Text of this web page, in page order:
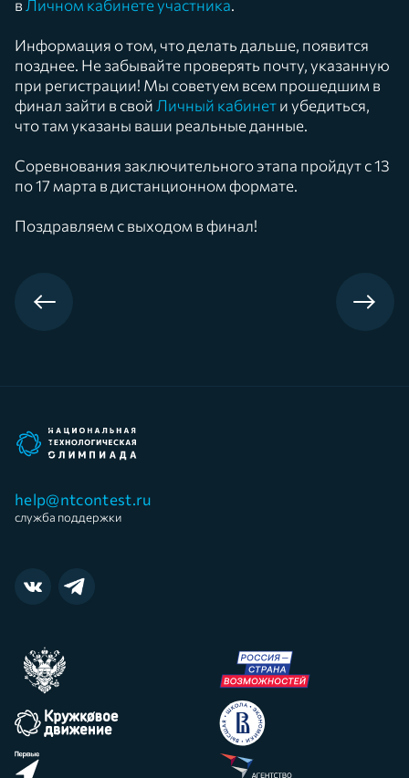
вЛичном кабинете участника.
Информация о том, что делать дальше, появится
позднее. Не забывайте проверять почту, указанную
при регистрации! Мы советуем всем прошедшим в
финал зайти в свойЛичный кабинети убедиться,
что там указаны ваши реальные данные.
Соревнования заключительного этапа пройдут с 13
по 17 марта в дистанционном формате.
Поздравляем с выходом в финал!
help@ntcontest.ru
служба поддержки